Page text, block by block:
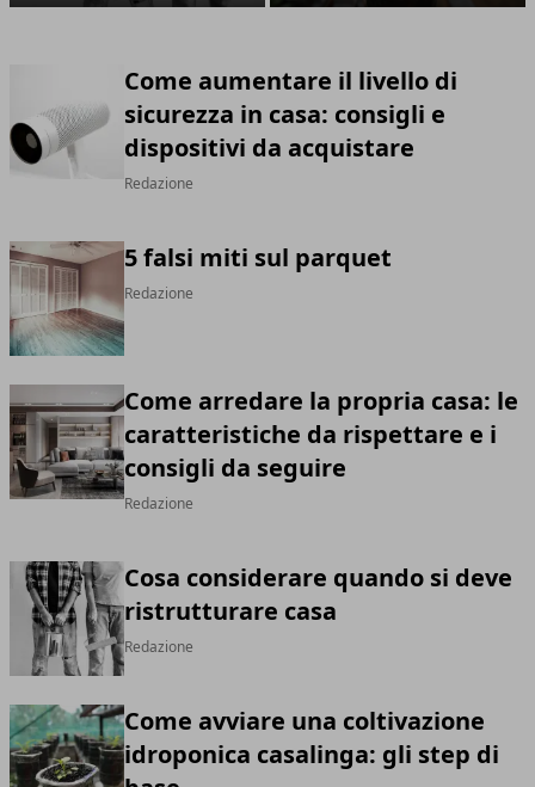
Come aumentare il livello di
sicurezza in casa: consigli e
dispositivi da acquistare
Redazione
5 falsi miti sul parquet
Redazione
Come arredare la propria casa: le
caratteristiche da rispettare e i
consigli da seguire
Redazione
Cosa considerare quando si deve
ristrutturare casa
Redazione
Come avviare una coltivazione
idroponica casalinga: gli step di